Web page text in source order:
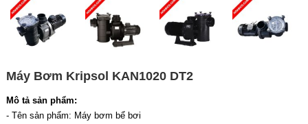
Máy Bơm Kripsol KAN1020 DT2
Mô tả sản phẩm:
- Tên sản phẩm: Máy bơm bể bơi